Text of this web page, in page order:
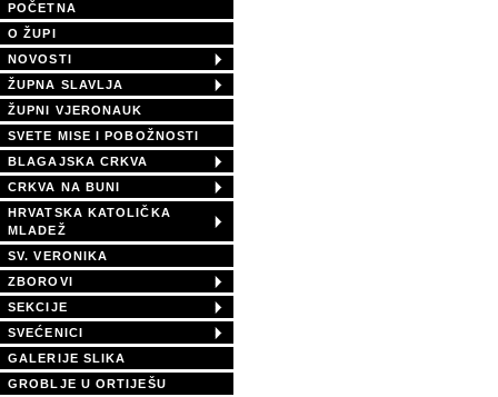
POČETNA
O ŽUPI
NOVOSTI
ŽUPNA SLAVLJA
ŽUPNI VJERONAUK
SVETE MISE I POBOŽNOSTI
BLAGAJSKA CRKVA
CRKVA NA BUNI
HRVATSKA KATOLIČKA
MLADEŽ
SV. VERONIKA
ZBOROVI
SEKCIJE
SVEĆENICI
GALERIJE SLIKA
GROBLJE U ORTIJEŠU